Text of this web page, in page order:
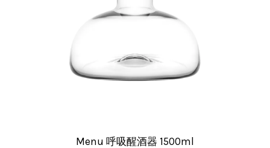
Menu 呼吸醒酒器 1500ml